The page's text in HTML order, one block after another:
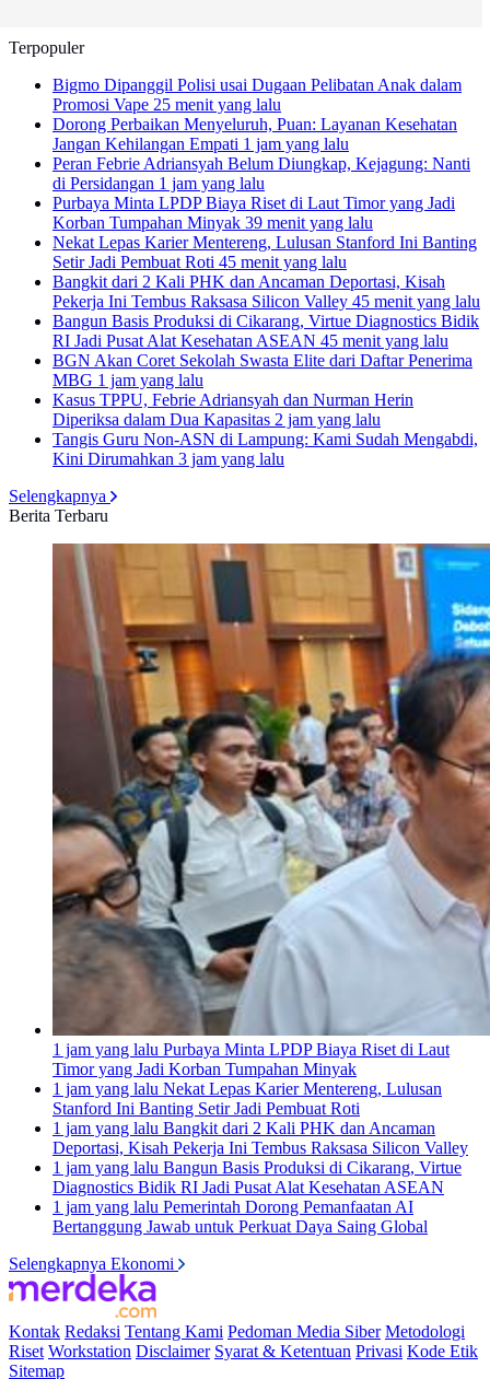
Terpopuler
Bigmo Dipanggil Polisi usai Dugaan Pelibatan Anak dalam
Promosi Vape 25 menit yang lalu
Dorong Perbaikan Menyeluruh, Puan: Layanan Kesehatan
Jangan Kehilangan Empati 1 jam yang lalu
Peran Febrie Adriansyah Belum Diungkap, Kejagung: Nanti
di Persidangan 1 jam yang lalu
Purbaya Minta LPDP Biaya Riset di Laut Timor yang Jadi
Korban Tumpahan Minyak 39 menit yang lalu
Nekat Lepas Karier Mentereng, Lulusan Stanford Ini Banting
Setir Jadi Pembuat Roti 45 menit yang lalu
Bangkit dari 2 Kali PHK dan Ancaman Deportasi, Kisah
Pekerja Ini Tembus Raksasa Silicon Valley 45 menit yang lalu
Bangun Basis Produksi di Cikarang, Virtue Diagnostics Bidik
RI Jadi Pusat Alat Kesehatan ASEAN 45 menit yang lalu
BGN Akan Coret Sekolah Swasta Elite dari Daftar Penerima
MBG 1 jam yang lalu
Kasus TPPU, Febrie Adriansyah dan Nurman Herin
Diperiksa dalam Dua Kapasitas 2 jam yang lalu
Tangis Guru Non-ASN di Lampung: Kami Sudah Mengabdi,
Kini Dirumahkan 3 jam yang lalu
Selengkapnya
Berita Terbaru
1 jam yang lalu Purbaya Minta LPDP Biaya Riset di Laut
Timor yang Jadi Korban Tumpahan Minyak
1 jam yang lalu Nekat Lepas Karier Mentereng, Lulusan
Stanford Ini Banting Setir Jadi Pembuat Roti
1 jam yang lalu Bangkit dari 2 Kali PHK dan Ancaman
Deportasi, Kisah Pekerja Ini Tembus Raksasa Silicon Valley
1 jam yang lalu Bangun Basis Produksi di Cikarang, Virtue
Diagnostics Bidik RI Jadi Pusat Alat Kesehatan ASEAN
1 jam yang lalu Pemerintah Dorong Pemanfaatan AI
Bertanggung Jawab untuk Perkuat Daya Saing Global
Selengkapnya Ekonomi
Kontak Redaksi Tentang Kami Pedoman Media Siber Metodologi
Riset Workstation Disclaimer Syarat & Ketentuan Privasi Kode Etik
Sitemap